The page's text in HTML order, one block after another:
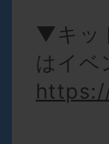
▼キッ
はイベ